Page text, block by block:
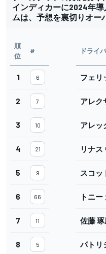
インディカーに2024年
ムは、予想を裏切りオー
順
位
# ドライ
1 6 フェリ
2 7 アレク
3 10 アレッ
4 21 リナス
5 9 スコッ
6 66 トニ
7 11 佐藤
8 5 パトリ